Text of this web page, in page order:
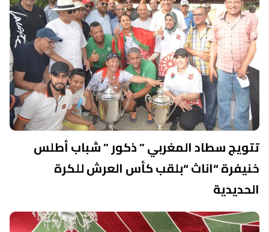
تتويج سطاد المغربي ” ذكور ” شباب أطلس
خنيفرة “اناث “بلقب كأس العرش للكرة
الحديدية